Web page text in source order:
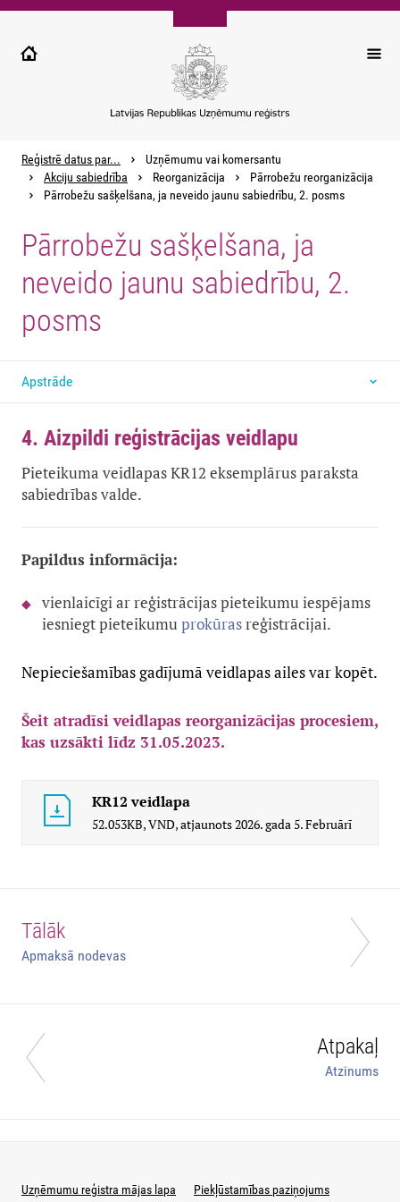
Pārlekt
galveno
Reģistrē datus par...
Uzņēmumu vai komersantu
Akciju sabiedrība
Reorganizācija
Pārrobežu reorganizācija
Pārrobežu sašķelšana, ja neveido jaunu sabiedrību, 2. posms
Pārrobežu sašķelšana, ja
neveido jaunu sabiedrību, 2.
posms
Apstrāde
4. Aizpildi reģistrācijas veidlapu
Pieteikuma veidlapas KR12 eksemplārus paraksta
sabiedrības valde.
Papildus informācija:
vienlaicīgi ar reģistrācijas pieteikumu iespējams
iesniegt pieteikumuprokūrasreģistrācijai.
Nepieciešamības gadījumā veidlapas ailes var kopēt.
Šeit atradīsi veidlapas reorganizācijas procesiem,
kas uzsākti līdz 31.05.2023.
KR12 veidlapa
52.053KB,VND,atjaunots2026. gada 5. Februārī
Tālāk
Apmaksā nodevas
Atpakaļ
Atzinums
Uzņēmumu reģistra mājas lapa Piekļūstamības paziņojums